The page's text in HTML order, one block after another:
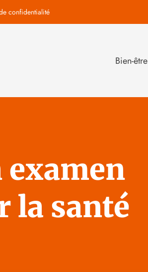
confidentialité
Bien-être
la santé